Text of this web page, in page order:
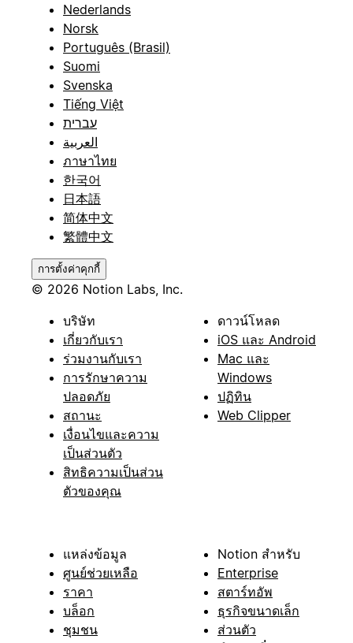
Nederlands
Norsk
Português (Brasil)
Suomi
Svenska
Tiếng Việt
עברית
العربية
ภาษาไทย
한국어
日本語
简体中文
繁體中文
การตั้งค่าคุกกี้
© 2026 Notion Labs, Inc.
บริษัท
เกี่ยวกับเรา
ร่วมงานกับเรา
การรักษาความ
ปลอดภัย
สถานะ
เงื่อนไขและความ
เป็นส่วนตัว
สิทธิความเป็นส่วน
ตัวของคุณ
ดาวน์โหลด
iOS และ Android
Mac และ
Windows
ปฏิทิน
Web Clipper
แหล่งข้อมูล
ศูนย์ช่วยเหลือ
ราคา
บล็อก
ชุมชน
Notion สำหรับ
Enterprise
สตาร์ทอัพ
ธุรกิจขนาดเล็ก
ส่วนตัว